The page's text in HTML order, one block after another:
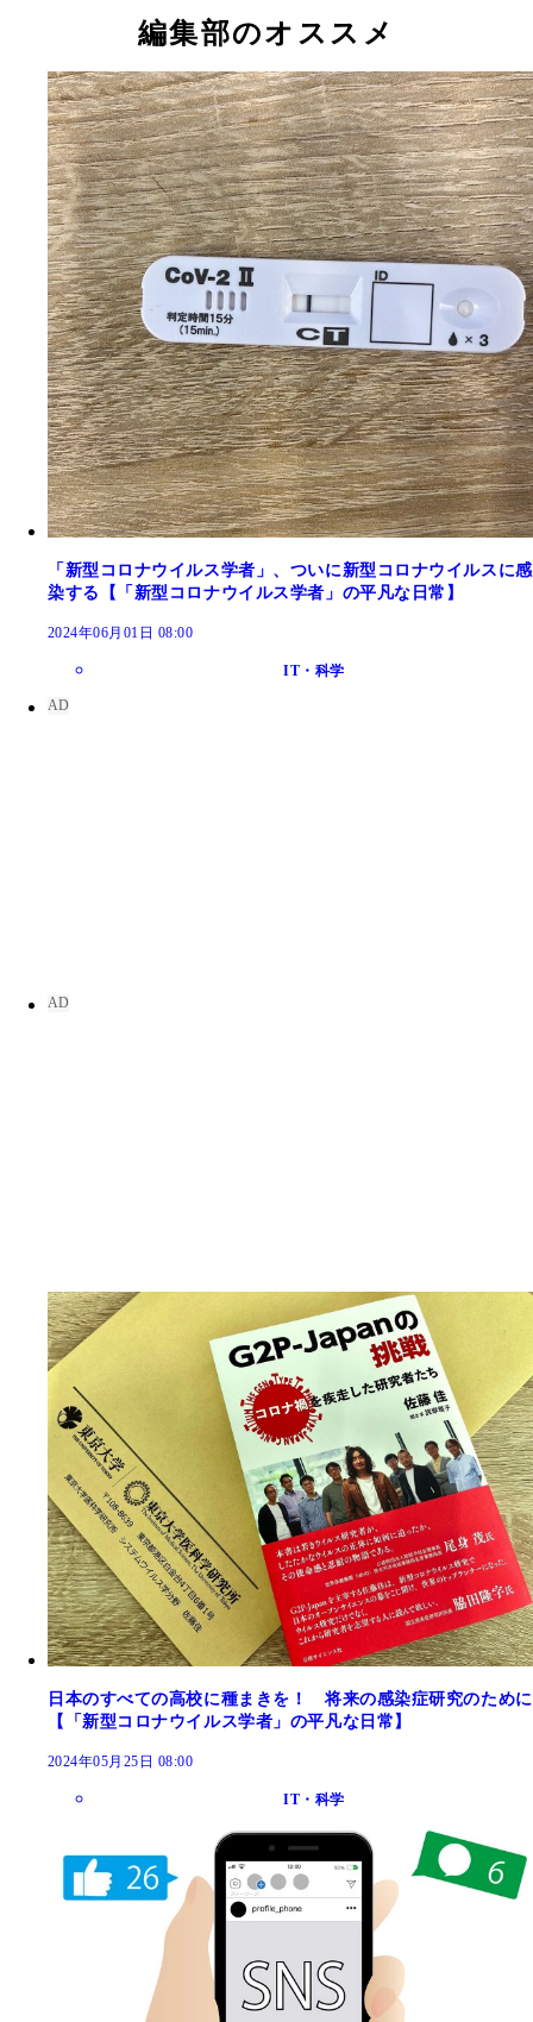
編集部のオススメ
「新型コロナウイルス学者」、ついに新型コロナウイルスに感
染する【「新型コロナウイルス学者」の平凡な日常】
2024年06月01日 08:00
IT・科学
日本のすべての高校に種まきを！ 将来の感染症研究のために
【「新型コロナウイルス学者」の平凡な日常】
2024年05月25日 08:00
IT・科学